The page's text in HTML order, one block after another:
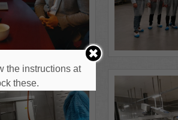
the instructions at
these.